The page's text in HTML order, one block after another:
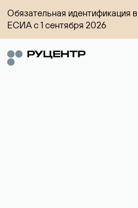
Обязательная идентификация в
ЕСИА с 1 сентября 2026